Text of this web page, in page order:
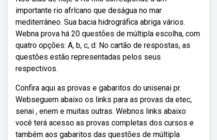
importante rio afrlcano que deságua no mar
mediterrâneo. Sua bacia hidrográfica abriga vários.
Webna prova há 20 questões de múltipla escolha, com
quatro opções: A, b, c, d. No cartão de respostas, as
questões estão representadas pelos seus
respectivos.
Confira aqui as provas e gabaritos do unisenai pr.
Webseguem abaixo os links para as provas da etec,
senai , enem e muitas outras. Webnos links abaixo
você terá acesso as provas completas dos cursos e
também aos gabaritos das questões de múltipla